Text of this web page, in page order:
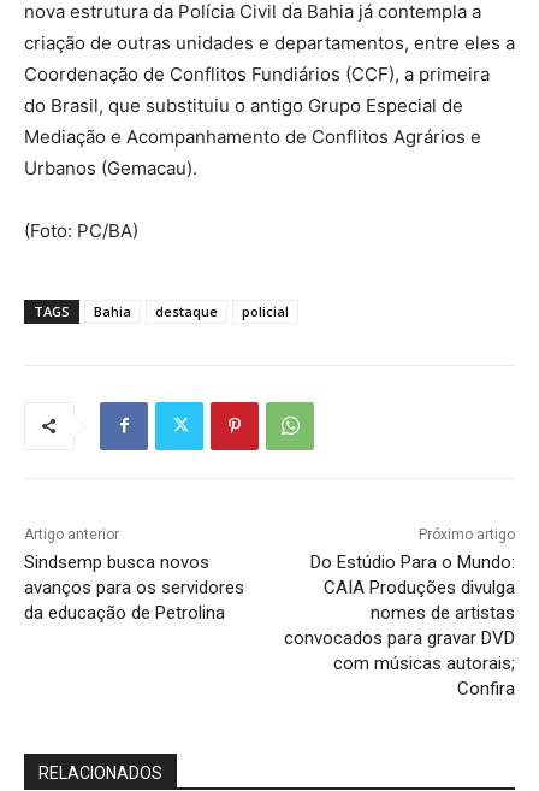
nova estrutura da Polícia Civil da Bahia já contempla a
criação de outras unidades e departamentos, entre eles a
Coordenação de Conflitos Fundiários (CCF), a primeira
do Brasil, que substituiu o antigo Grupo Especial de
Mediação e Acompanhamento de Conflitos Agrários e
Urbanos (Gemacau).
(Foto: PC/BA)
TAGS Bahia destaque policial
Artigo anterior
Sindsemp busca novos
avanços para os servidores
da educação de Petrolina
Próximo artigo
Do Estúdio Para o Mundo:
CAIA Produções divulga
nomes de artistas
convocados para gravar DVD
com músicas autorais;
Confira
RELACIONADOS